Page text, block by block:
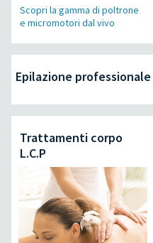
Scopri la gamma di poltrone
e micromotori dal vivo
Epilazione professionale
Trattamenti corpo
L.C.P